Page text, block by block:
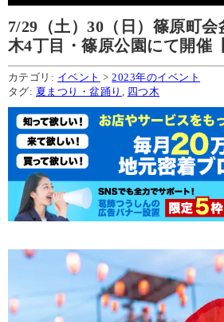
7/29（土）30（日）篠原町
木4丁目・篠原公園にて開催【
カテゴリ: イベント >2023年のイベント
タグ: 夏まつり・盆踊り 四つ木